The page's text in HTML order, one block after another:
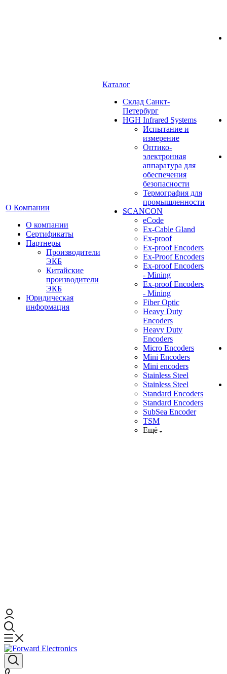
О Компании
О компании
Сертификаты
Партнеры
Производители
ЭКБ
Китайские
производители
ЭКБ
Юридическая
информация
Каталог
Cклад Санкт-
Петербург
HGH Infrared Systems
Испытание и
измерение
Оптико-
электронная
аппаратура для
обеспечения
безопасности
Термография для
промышленности
SCANCON
eCode
Ex-Cable Gland
Ex-proof
Ex-proof Encoders
Ex-Proof Encoders
Ex-proof Encoders
- Mining
Ex-proof Encoders
- Mining
Fiber Optic
Heavy Duty
Encoders
Heavy Duty
Encoders
Micro Encoders
Mini Encoders
Mini encoders
Stainless Steel
Stainless Steel
Standard Encoders
Standard Encoders
SubSea Encoder
TSM
Ещё